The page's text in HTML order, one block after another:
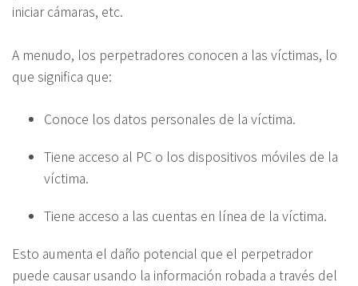
iniciar cámaras, etc.
A menudo, los perpetradores conocen a las víctimas, lo
que significa que:
Conoce los datos personales de la víctima.
Tiene acceso al PC o los dispositivos móviles de la
víctima.
Tiene acceso a las cuentas en línea de la víctima.
Esto aumenta el daño potencial que el perpetrador
puede causar usando la información robada a través del